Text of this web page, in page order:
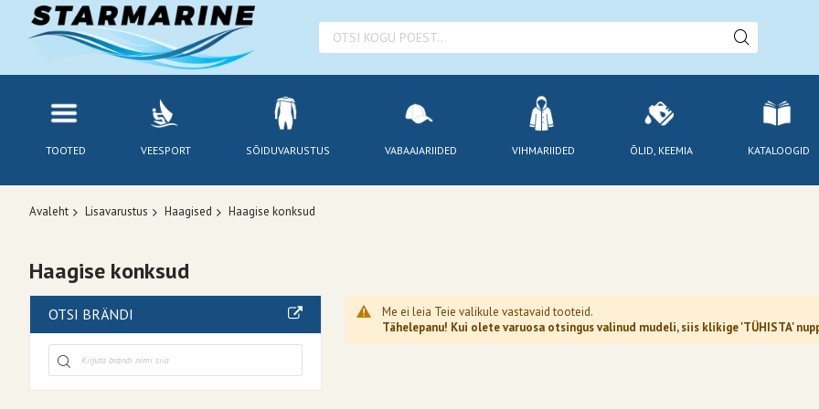
TOOTED VEESPORT SÕIDUVARUSTUS VABAAJARIIDED VIHMARIIDED ÕLID, KEEMIA KATALOOGID
Avaleht Lisavarustus Haagised Haagise konksud
Haagise konksud
Me ei leia Teie valikule vastavaid tooteid.
Tähelepanu! Kui olete varuosa otsingus valinud mudeli, siis klikige 'TÜHISTA'
OTSI BRÄNDI